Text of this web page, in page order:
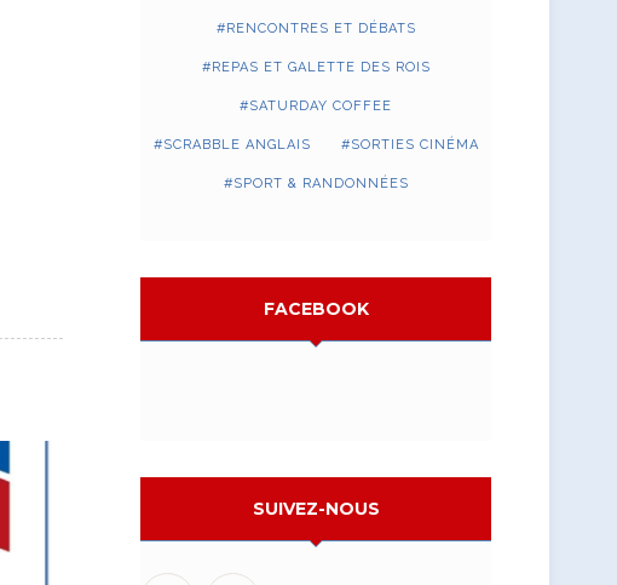
RENCONTRES ET DÉBATS
REPAS ET GALETTE DES ROIS
SATURDAY COFFEE
SCRABBLE ANGLAIS SORTIES CINÉMA
SPORT & RANDONNÉES
FACEBOOK
SUIVEZ-NOUS